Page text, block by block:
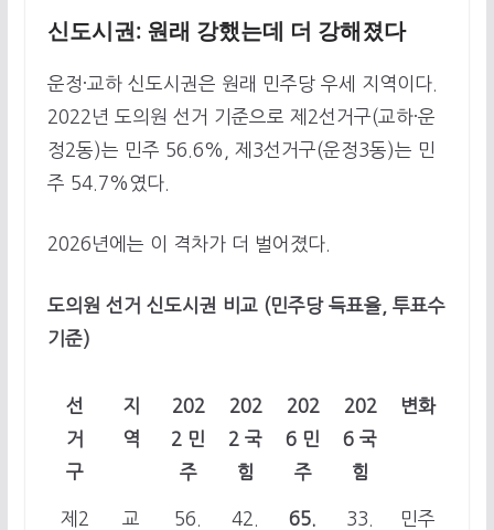
신도시권: 원래 강했는데 더 강해졌다
운정·교하 신도시권은 원래 민주당 우세 지역이다.
2022년 도의원 선거 기준으로 제2선거구(교하·운
정2동)는 민주 56.6%, 제3선거구(운정3동)는 민
주 54.7%였다.
2026년에는 이 격차가 더 벌어졌다.
도의원 선거 신도시권 비교 (민주당 득표율, 투표수
기준)
선
거
구
지
역
202
2 민
주
202
2 국
힘
202
6 민
주
202
6 국
힘
변화
제2
교
56.
42.
65.
33.
민주